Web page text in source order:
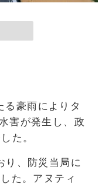
る豪雨によりタ
害が発生し、政
た。
り、防災当局に
た。アヌティ